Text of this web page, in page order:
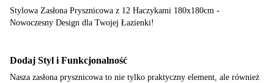
Stylowa Zasłona Prysznicowa z 12 Haczykami 180x180cm -
Nowoczesny Design dla Twojej Łazienki!
Dodaj Styl i Funkcjonalność
Nasza zasłona prysznicowa to nie tylko praktyczny element, ale również